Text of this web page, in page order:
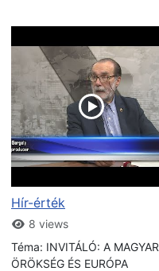
Hír-érték
8 views
Téma: INVITÁLÓ: A MAGYAR
ÖRÖKSÉG ÉS EURÓPA